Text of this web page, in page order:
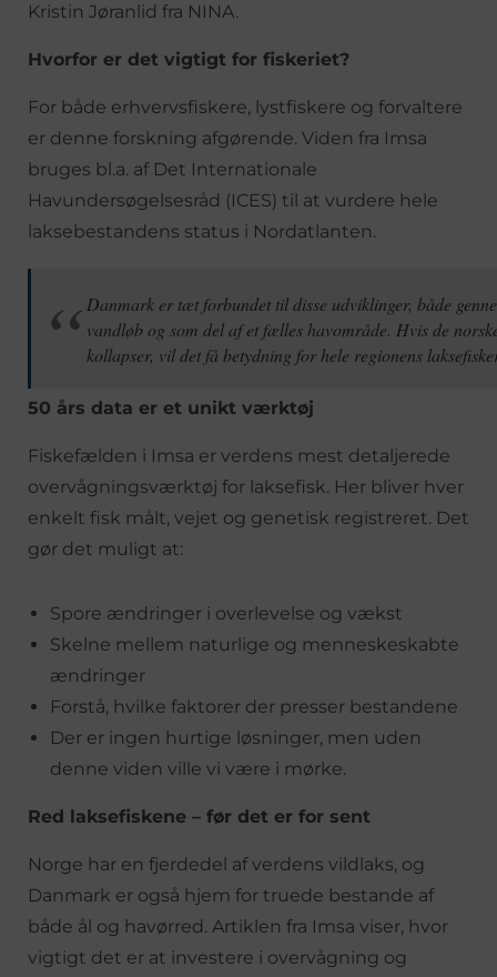
Kristin Jøranlid fra NINA.
Hvorfor er det vigtigt for fiskeriet?
For både erhvervsfiskere, lystfiskere og forvaltere
er denne forskning afgørende. Viden fra Imsa
bruges bl.a. af Det Internationale
Havundersøgelsesråd (ICES) til at vurdere hele
laksebestandens status i Nordatlanten.
Danmark er tæt forbundet til disse udviklinger, både
vandløb og som del af et fælles havområde. Hvis de
kollapser, vil det få betydning for hele regionens
50 års data er et unikt værktøj
Fiskefælden i Imsa er verdens mest detaljerede
overvågningsværktøj for laksefisk. Her bliver hver
enkelt fisk målt, vejet og genetisk registreret. Det
gør det muligt at:
Spore ændringer i overlevelse og vækst
Skelne mellem naturlige og menneskeskabte
ændringer
Forstå, hvilke faktorer der presser bestandene
Der er ingen hurtige løsninger, men uden
denne viden ville vi være i mørke.
Red laksefiskene – før det er for sent
Norge har en fjerdedel af verdens vildlaks, og
Danmark er også hjem for truede bestande af
både ål og havørred. Artiklen fra Imsa viser, hvor
vigtigt det er at investere i overvågning og